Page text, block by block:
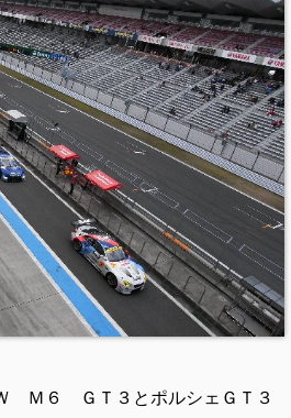
Ｍ６ ＧＴ３とポルシェＧＴ３